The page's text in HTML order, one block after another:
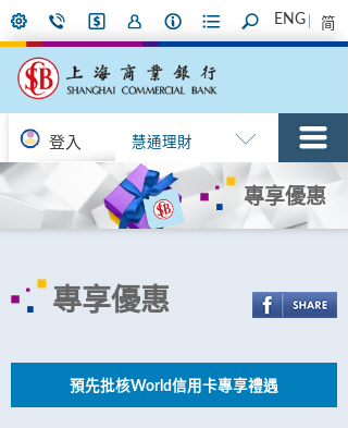
ENG 简
登入 慧通理財
專享優惠
專享優惠
預先批核World信用卡專享禮遇